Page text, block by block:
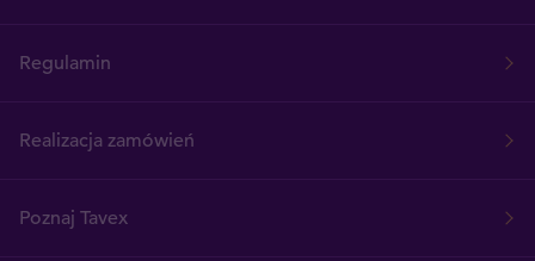
Regulamin
Realizacja zamówień
Poznaj Tavex